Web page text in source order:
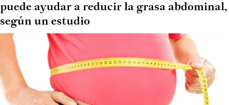
puede ayudar a reducir la grasa abdominal,
según un estudio